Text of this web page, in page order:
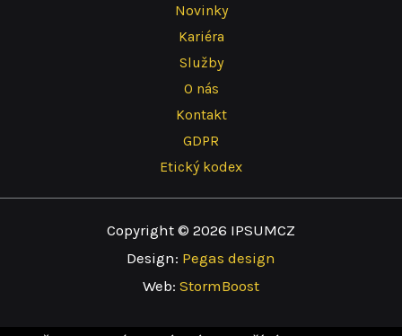
Novinky
Kariéra
Služby
O nás
Kontakt
GDPR
Etický kodex
Copyright © 2026 IPSUMCZ
Design: Pegas design
Web: StormBoost